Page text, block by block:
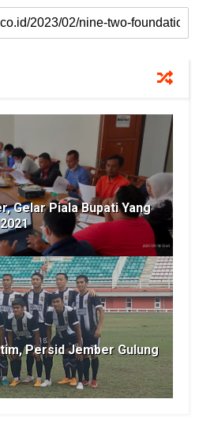
Gelar Piala Bupati Yang
Persid Jember Gulung